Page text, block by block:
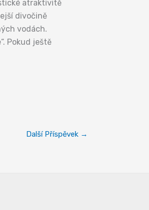
atraktivitě
divočině
vodách.
Pokud ještě
Další Příspěvek →